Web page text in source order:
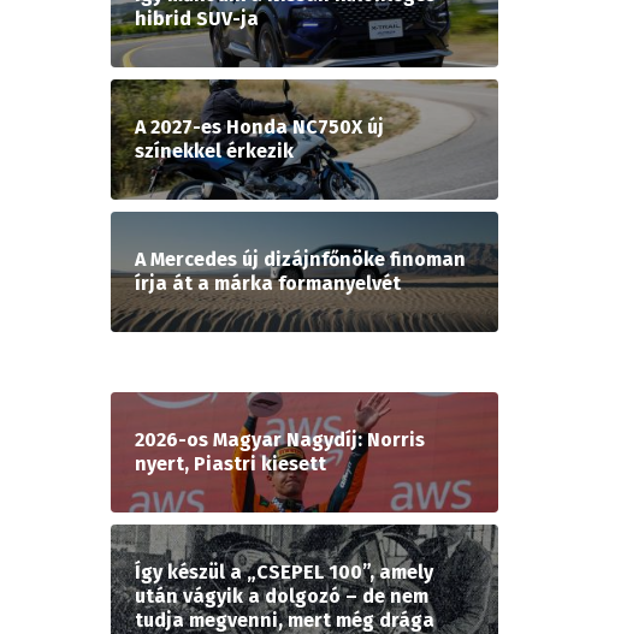
hibrid SUV-ja
A 2027-es Honda NC750X új
színekkel érkezik
A Mercedes új dizájnfőnöke finoman
írja át a márka formanyelvét
2026-os Magyar Nagydíj: Norris
nyert, Piastri kiesett
Így készül a „CSEPEL 100”, amely
után vágyik a dolgozó – de nem
tudja megvenni, mert még drága